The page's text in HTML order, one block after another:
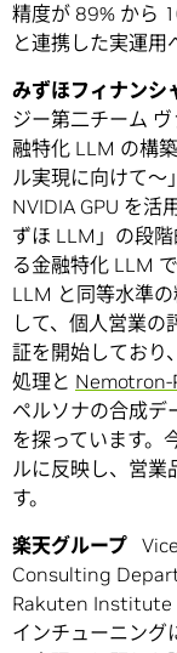
精度が 89% から
と連携した実運用
みずほフィナンシ
ジー第二チーム
融特化 LLM の構
ル実現に向けて〜
NVIDIA GPU を活
ずほ LLM」の段
る金融特化 LLM
LLM と同等水準
して、個人営業
証を開始しており
処理と
ペルソナの合成デ
を探っています。
ルに反映し、営業
す。
楽天グループ
Consulting
Rakuten Institute
インチューニング